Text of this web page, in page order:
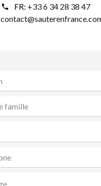
FR: +33 6 34 28 38 47